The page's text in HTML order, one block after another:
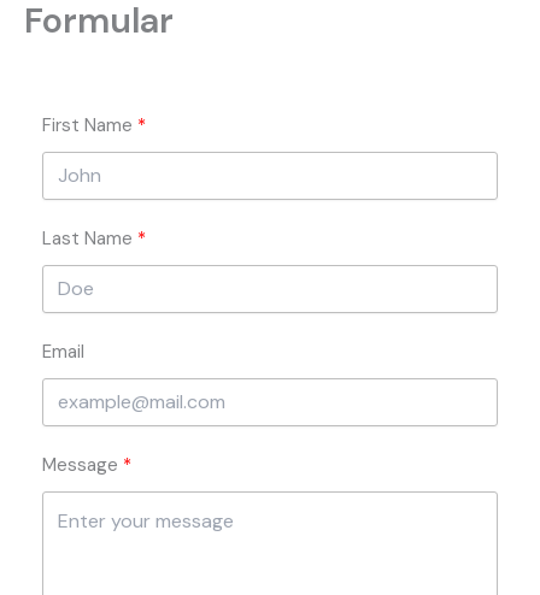
ZumFormular
First Name
Last Name
Email
Message